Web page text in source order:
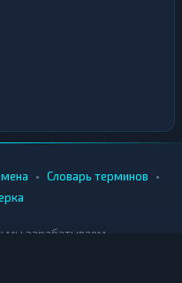
• Словарь терминов •
мы зарабатываем